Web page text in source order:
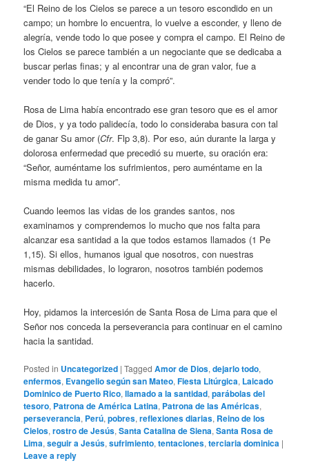
“El Reino de los Cielos se parece a un tesoro escondido en un
campo; un hombre lo encuentra, lo vuelve a esconder, y lleno de
alegría, vende todo lo que posee y compra el campo. El Reino de
los Cielos se parece también a un negociante que se dedicaba a
buscar perlas finas; y al encontrar una de gran valor, fue a
vender todo lo que tenía y la compró”.
Rosa de Lima había encontrado ese gran tesoro que es el amor
de Dios, y ya todo palidecía, todo lo consideraba basura con tal
de ganar Su amor (Cfr. Flp 3,8). Por eso, aún durante la larga y
dolorosa enfermedad que precedió su muerte, su oración era:
“Señor, auméntame los sufrimientos, pero auméntame en la
misma medida tu amor”.
Cuando leemos las vidas de los grandes santos, nos
examinamos y comprendemos lo mucho que nos falta para
alcanzar esa santidad a la que todos estamos llamados (1 Pe
1,15). Si ellos, humanos igual que nosotros, con nuestras
mismas debilidades, lo lograron, nosotros también podemos
hacerlo.
Hoy, pidamos la intercesión de Santa Rosa de Lima para que el
Señor nos conceda la perseverancia para continuar en el camino
hacia la santidad.
Posted in Uncategorized |Tagged Amor de Dios,dejarlo todo,
enfermos, Evangelio según san Mateo,Fiesta Litúrgica, Laicado
Dominico de Puerto Rico,llamado a la santidad,parábolas del
tesoro, Patrona de América Latina, Patrona de las Américas,
perseverancia, Perú,pobres,reflexiones diarias, Reino de los
Cielos,rostro de Jesús,Santa Catalina de Siena,Santa Rosa de
Lima,seguir a Jesús,sufrimiento,tentaciones,terciaria dominica |
Leave a reply